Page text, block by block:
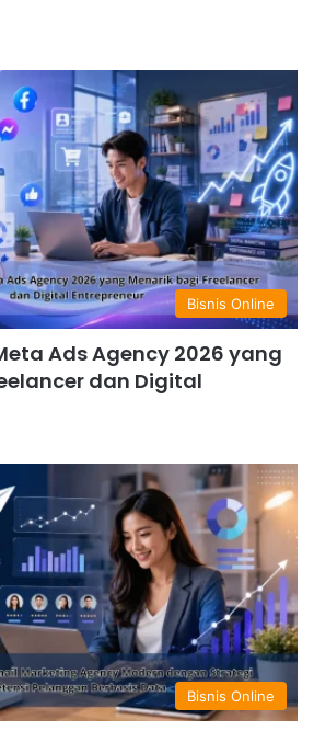
Bisnis Online
Ads Agency 2026 yang
dan Digital
Bisnis Online